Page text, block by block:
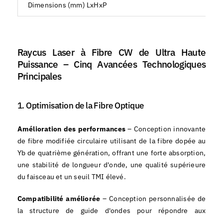
Dimensions (mm) LxHxP
Raycus Laser à Fibre CW de Ultra Haute
Puissance – Cinq Avancées Technologiques
Principales
1. Optimisation de la Fibre Optique
Amélioration des performances – Conception innovante
de fibre modifiée circulaire utilisant de la fibre dopée au
Yb de quatrième génération, offrant une forte absorption,
une stabilité de longueur d'onde, une qualité supérieure
du faisceau et un seuil TMI élevé.
Compatibilité améliorée – Conception personnalisée de
la structure de guide d'ondes pour répondre aux